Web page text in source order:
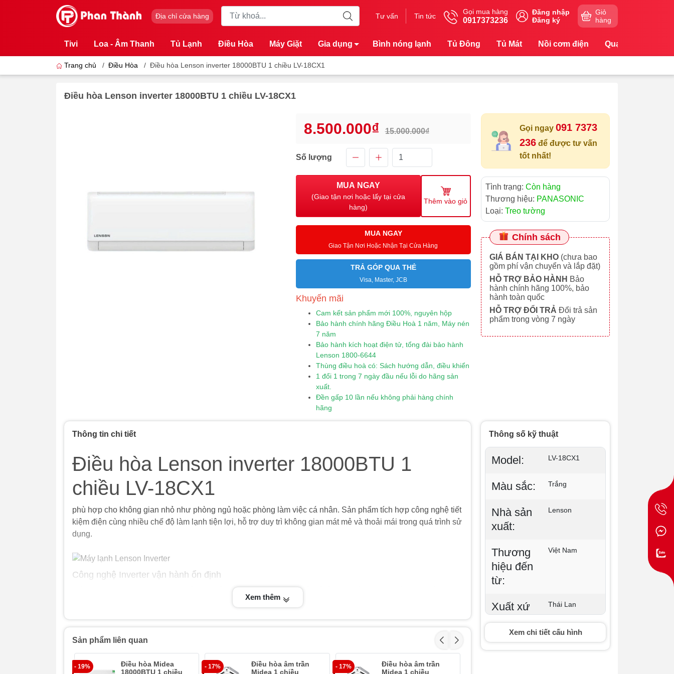
Địa chỉ cửa hàng Tư vấn Tin tức
Gọi mua hàng
0917373236
Đăng nhập
Đăng ký
Giỏ
hàng
Tivi Loa - Âm Thanh Tủ Lạnh Điều Hòa Máy Giặt Gia dụng Bình nóng lạnh Tủ Đông Tủ Mát Nồi cơm điện Quạt
Trang chủ / Điều Hòa / Điều hòa Lenson inverter 18000BTU 1 chiều LV-18CX1
Điều hòa Lenson inverter 18000BTU 1 chiều LV-18CX1
8.500.000₫ 15.000.000₫
Số lượng
MUA NGAY
(Giao tận nơi hoặc lấy tại cửa
hàng)
Thêm vào giỏ
MUA NGAY
Giao Tận Nơi Hoặc Nhận Tại Cửa Hàng
TRẢ GÓP QUA THẺ
Visa, Master, JCB
Khuyến mãi
Cam kết sản phẩm mới 100%, nguyên hộp
Bảo hành chính hãng Điều Hoà 1 năm, Máy nén
7 năm
Bảo hành kích hoạt điện tử, tổng đài bảo hành
Lenson 1800-6644
Thùng điều hoà có: Sách hướng dẫn, điều khiển
1 đổi 1 trong 7 ngày đầu nếu lỗi do hãng sản
xuất.
Đền gấp 10 lần nếu không phải hàng chính
hãng
Gọi ngay 091 7373
236để được tư vấn
tốt nhất!
Tình trạng: Còn hàng
Thương hiệu: PANASONIC
Loại: Treo tường
Chính sách
GIÁ BÁN TẠI KHO(chưa bao
gồm phí vận chuyển và lắp đặt)
HỖ TRỢ BẢO HÀNH Bảo
hành chính hãng 100%, bảo
hành toàn quốc
HỖ TRỢ ĐỔI TRẢ Đổi trả sản
phẩm trong vòng 7 ngày
Thông số kỹ thuật
Model: LV-18CX1
Màu sắc: Trắng
Nhà sản
xuất:
Lenson
Thương
hiệu đến
từ:
Việt Nam
Xuất xứ
sản
phẩm:
Thái Lan
Xem chi tiết cấu hình
Thông tin chi tiết
Điều hòa Lenson inverter 18000BTU 1
chiều LV-18CX1
phù hợp cho không gian nhỏ như phòng ngủ hoặc phòng làm việc cá nhân. Sản phẩm tích hợp công nghệ tiết
kiệm điện cùng nhiều chế độ làm lạnh tiện lợi, hỗ trợ duy trì không gian mát mẻ và thoải mái trong quá trình sử
dụng.
Công nghệ Inverter vận hành ổn định
Máy lạnh Lenson được trang bị công nghệ Inverter giúp duy trì nhiệt độ ổn định và hạn chế tiêu hao điện
năng. Thiết bị vận hành êm ái hơn trong quá trình sử dụng lâu dài. Hiệu suất làm lạnh được tối ưu cho nhu
Xem thêm
Sản phẩm liên quan
- 19%
Điều hòa Midea
18000BTU 1 chiều
- 17%
Điều hòa âm trần
Midea 1 chiều
- 17%
Điều hòa âm trần
Midea 1 chiều